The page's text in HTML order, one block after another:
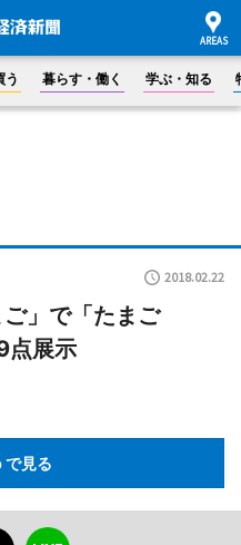
う 暮らす・働く 学ぶ・知る
2018.02.22
」で「たまご
展示
見る